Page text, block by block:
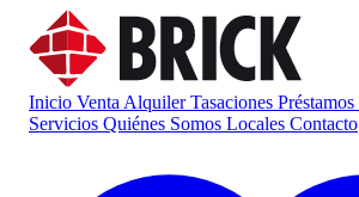
Inicio Venta AlquilerTasaciones Préstamos
Servicios Quiénes Somos Locales Contacto